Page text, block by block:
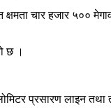
चार हजार ५००
छ ।
प्रसारण लाइन तथा